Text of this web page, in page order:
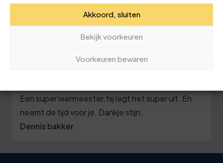
Akkoord, sluiten
Bekijk voorkeuren
Voorkeuren bewaren
neemt de tijd voor je. Dankje stijn.
Dennis bakker
Een super leermeester, hij legt het super uit. En
neemt de tijd voor je. Dankje stijn.
Dennis bakker